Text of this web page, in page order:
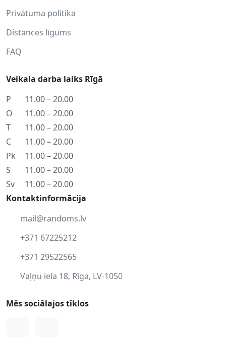
Privātuma politika
Distances līgums
FAQ
Veikala darba laiks Rīgā
P
11.00 – 20.00
O
11.00 – 20.00
T
11.00 – 20.00
C
11.00 – 20.00
Pk
11.00 – 20.00
S
11.00 – 20.00
Sv
11.00 – 20.00
Kontaktinformācija
mail@randoms.lv
+371 67225212
+371 29522565
Vaļņu iela 18, Rīga, LV-1050
Mēs sociālajos tīklos